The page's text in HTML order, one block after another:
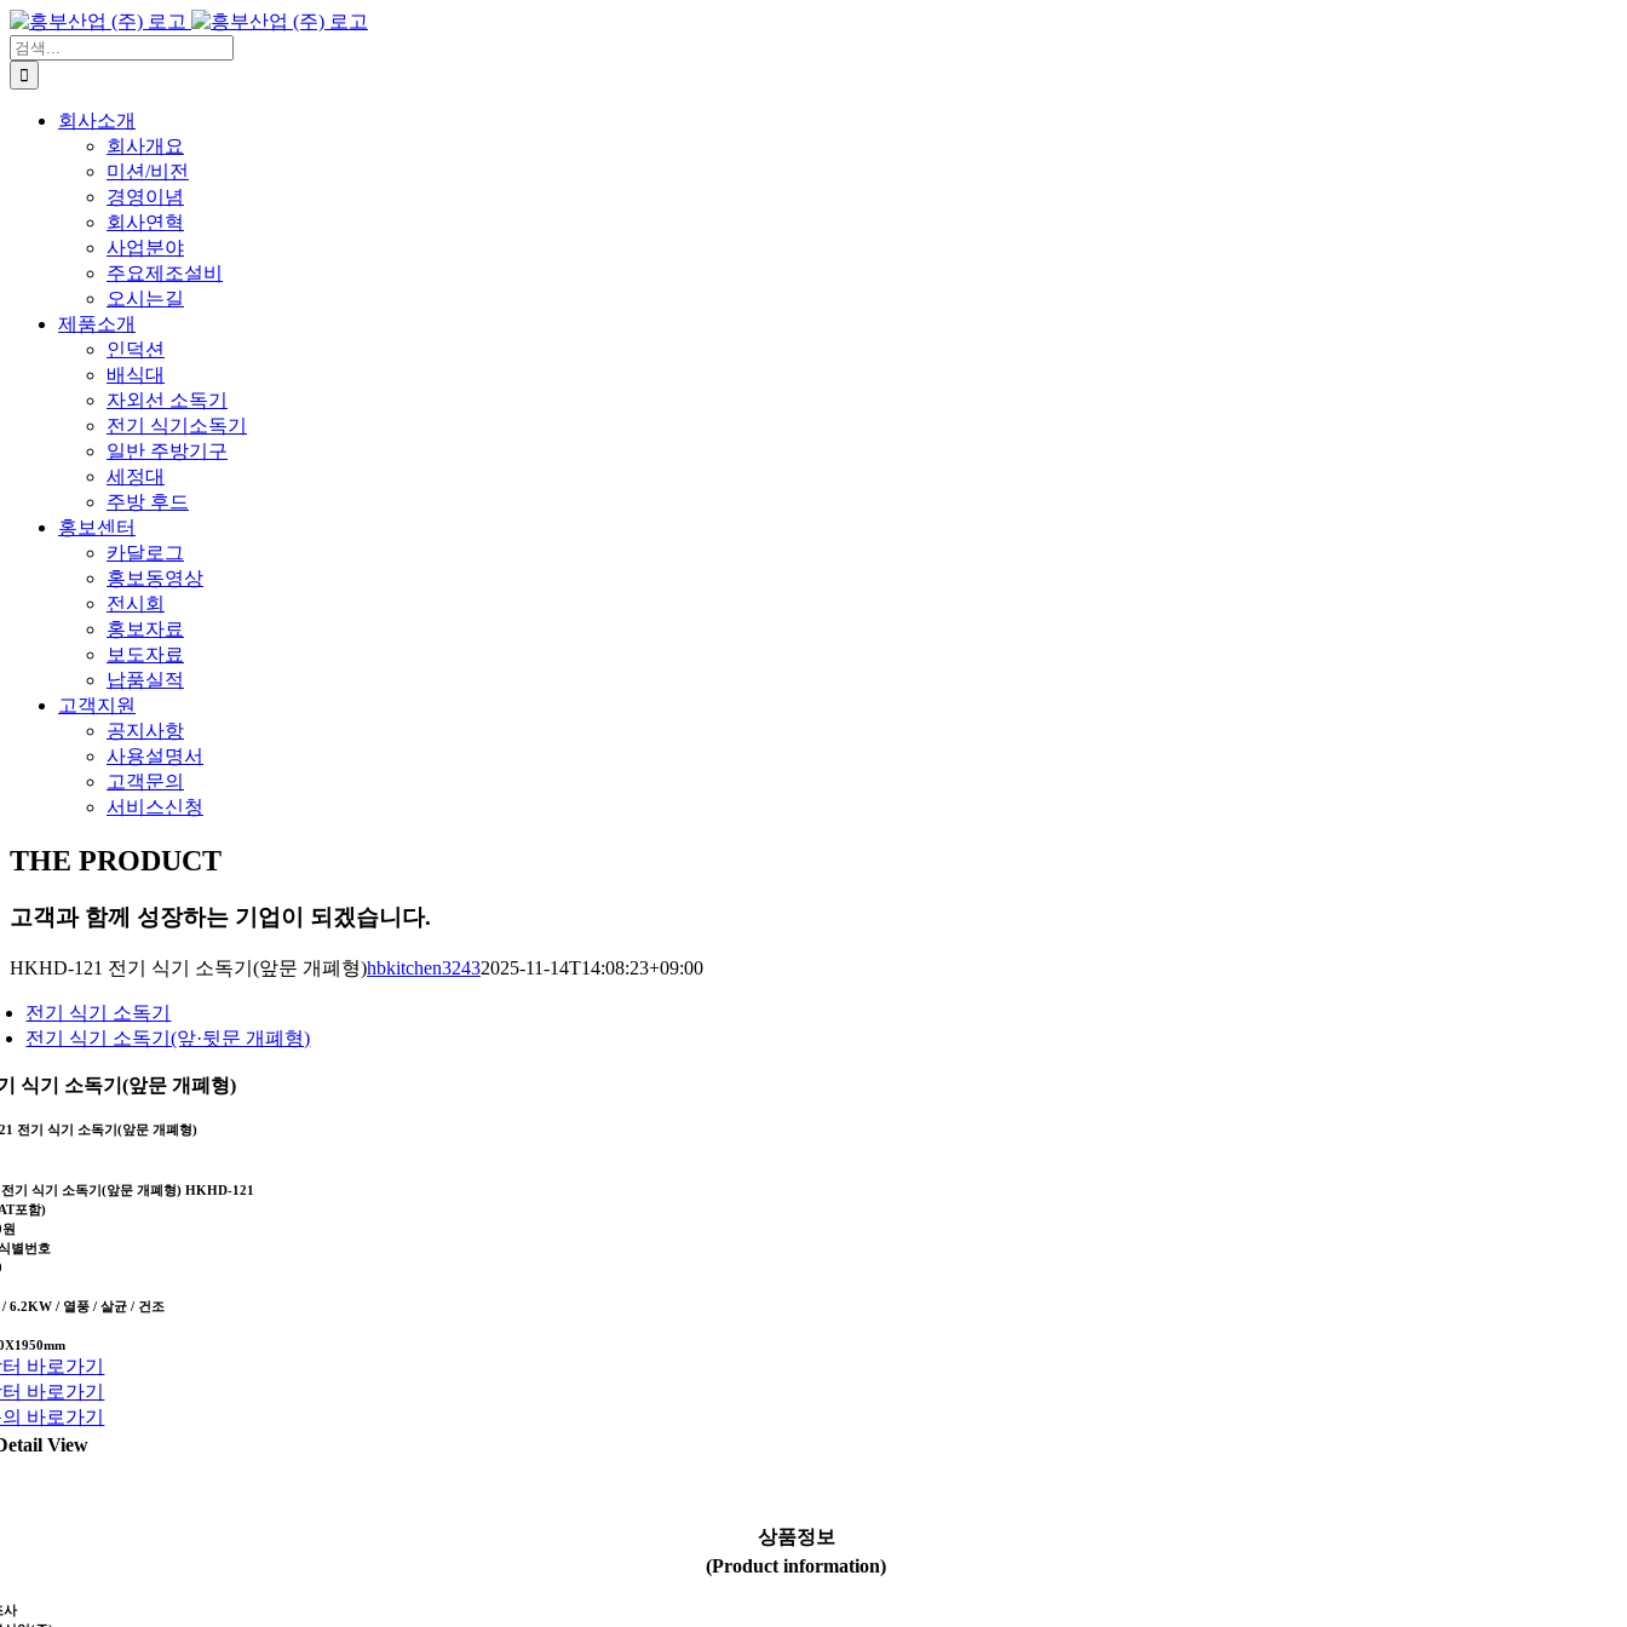
콘
텐
츠
로
검
색:
회사소개
회사개요
미션/비전
경영이념
회사연혁
사업분야
주요제조설비
오시는길
제품소개
인덕션
배식대
자외선 소독기
전기 식기소독기
일반 주방기구
세정대
주방 후드
홍보센터
카달로그
홍보동영상
전시회
홍보자료
보도자료
납품실적
고객지원
공지사항
사용설명서
고객문의
서비스신청
THE PRODUCT
고객과 함께 성장하는 기업이 되겠습니다.
HKHD-121 전기 식기 소독기(앞문 개폐형)hbkitchen32432025-11-14T14:08:23+09:00
전기 식기 소독기
전기 식기 소독기(앞·뒷문 개폐형)
식기 소독기(앞문 개폐형)
전기 식기 소독기(앞문 개폐형)
기 식기 소독기(앞문 개폐형) HKHD-121
포함)
별번호
6.2KW / 열풍 / 살균 / 건조
바로가기
바로가기
바로가기
View
상품정보
(Product information)
사